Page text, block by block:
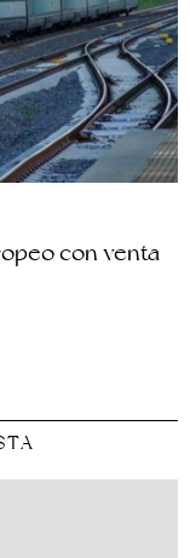
con venta